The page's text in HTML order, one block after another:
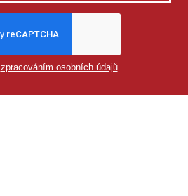
zpracováním osobních údajů.